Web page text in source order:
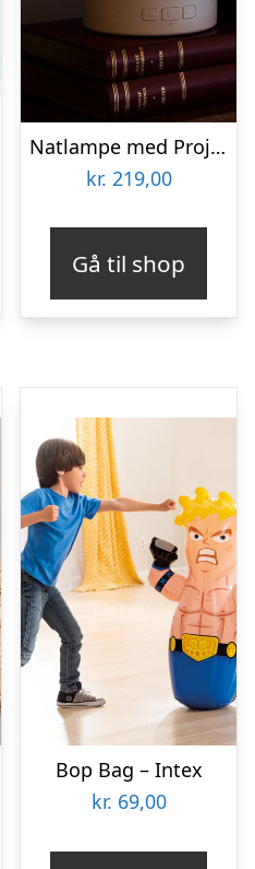
Natlampe med Projektoreffekt og Højttaler
kr. 219,00
Gå til shop
Bop Bag – Intex
kr. 69,00